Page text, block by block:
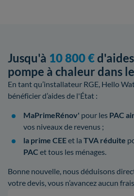
Jusqu'à 10 800 €
pompe à chaleur dans
En tant qu’installateur RGE, Hello
bénéficier d’aides de l'État :
MaPrimeRénov' pour les PAC
vos niveaux de revenus ;
la prime CEEet la TVA réduite
PAC et tous les ménages.
Bonne nouvelle, nous déduisons
votre devis, vous n’avancez aucun